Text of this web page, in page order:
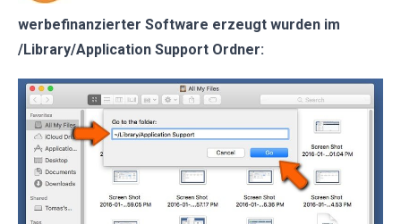
werbefinanzierter Software erzeugt wurden im
/Library/Application Support Ordner: